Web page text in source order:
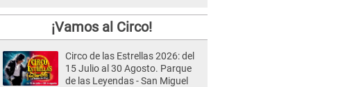
¡Vamos al Circo!
Circo de las Estrellas 2026: del
15 Julio al 30 Agosto. Parque
de las Leyendas - San Miguel